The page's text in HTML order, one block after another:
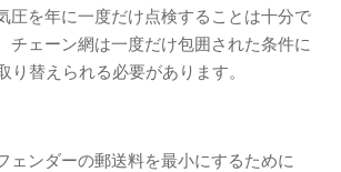
圧を年に一度だけ点検することは十分で
チェーン網は一度だけ包囲された条件に
り替えられる必要があります。
ェンダーの郵送料を最小にするために